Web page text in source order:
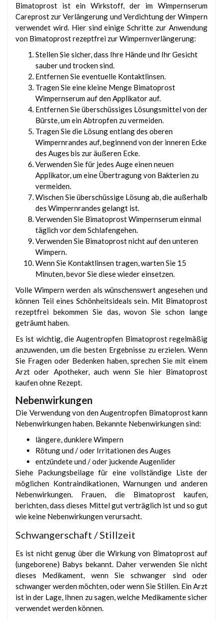
Bimatoprost ist ein Wirkstoff, der im Wimpernserum
Careprost zur Verlängerung und Verdichtung der Wimpern
verwendet wird. Hier sind einige Schritte zur Anwendung
von Bimatoprost rezeptfrei zur Wimpernverlängerung:
Stellen Sie sicher, dass Ihre Hände und Ihr Gesicht
sauber und trocken sind.
Entfernen Sie eventuelle Kontaktlinsen.
Tragen Sie eine kleine Menge Bimatoprost
Wimpernserum auf den Applikator auf.
Entfernen Sie überschüssiges Lösungsmittel von der
Bürste, um ein Abtropfen zu vermeiden.
Tragen Sie die Lösung entlang des oberen
Wimpernrandes auf, beginnend von der inneren Ecke
des Auges bis zur äußeren Ecke.
Verwenden Sie für jedes Auge einen neuen
Applikator, um eine Übertragung von Bakterien zu
vermeiden.
Wischen Sie überschüssige Lösung ab, die außerhalb
des Wimpernrandes gelangt ist.
Verwenden Sie Bimatoprost Wimpernserum einmal
täglich vor dem Schlafengehen.
Verwenden Sie Bimatoprost nicht auf den unteren
Wimpern.
Wenn Sie Kontaktlinsen tragen, warten Sie 15
Minuten, bevor Sie diese wieder einsetzen.
Volle Wimpern werden als wünschenswert angesehen und
können Teil eines Schönheitsideals sein. Mit Bimatoprost
rezeptfrei bekommen Sie das, wovon Sie schon lange
geträumt haben.
Es ist wichtig, die Augentropfen Bimatoprost regelmäßig
anzuwenden, um die besten Ergebnisse zu erzielen. Wenn
Sie Fragen oder Bedenken haben, sprechen Sie mit einem
Arzt oder Apotheker, auch wenn Sie hier Bimatoprost
kaufen ohne Rezept.
Nebenwirkungen
Die Verwendung von den Augentropfen Bimatoprost kann
Nebenwirkungen haben. Bekannte Nebenwirkungen sind:
längere, dunklere Wimpern
Rötung und / oder Irritationen des Auges
entzündete und / oder juckende Augenlider
Siehe Packungsbeilage für eine vollständige Liste der
möglichen Kontraindikationen, Warnungen und anderen
Nebenwirkungen. Frauen, die Bimatoprost kaufen,
berichten, dass dieses Mittel gut verträglich ist und so gut
wie keine Nebenwirkungen verursacht.
Schwangerschaft / Stillzeit
Es ist nicht genug über die Wirkung von Bimatoprost auf
(ungeborene) Babys bekannt. Daher verwenden Sie nicht
dieses Medikament, wenn Sie schwanger sind oder
schwanger werden möchten, oder wenn Sie Stillen. Ein Arzt
ist in der Lage, Ihnen zu sagen, welche Medikamente sicher
verwendet werden können.